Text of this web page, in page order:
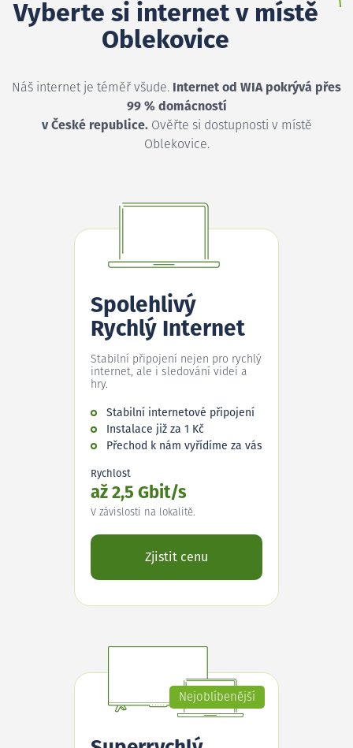
Vyberte si internet v místě
Oblekovice
Náš internet je téměř všude. Internet od WIA pokrývá přes
99 % domácností
v České republice.Ověřte si dostupnosti v místě
Oblekovice.
Spolehlivý
Rychlý Internet
Stabilní připojení nejen pro rychlý
internet, ale i sledování videí a
hry.
Stabilní internetové připojení
Instalace již za 1 Kč
Přechod k nám vyřídíme za vás
Rychlost
až 2,5 Gbit/s
V závislosti na lokalitě.
Zjistit cenu
Nejoblíbenější